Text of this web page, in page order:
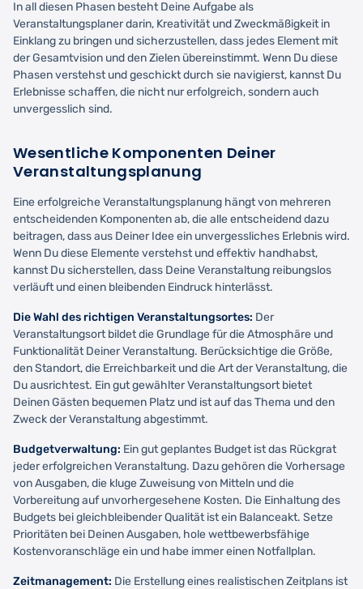
In all diesen Phasen besteht Deine Aufgabe als
Veranstaltungsplaner darin, Kreativität und Zweckmäßigkeit in
Einklang zu bringen und sicherzustellen, dass jedes Element mit
der Gesamtvision und den Zielen übereinstimmt. Wenn Du diese
Phasen verstehst und geschickt durch sie navigierst, kannst Du
Erlebnisse schaffen, die nicht nur erfolgreich, sondern auch
unvergesslich sind.
Wesentliche Komponenten Deiner
Veranstaltungsplanung
Eine erfolgreiche Veranstaltungsplanung hängt von mehreren
entscheidenden Komponenten ab, die alle entscheidend dazu
beitragen, dass aus Deiner Idee ein unvergessliches Erlebnis wird.
Wenn Du diese Elemente verstehst und effektiv handhabst,
kannst Du sicherstellen, dass Deine Veranstaltung reibungslos
verläuft und einen bleibenden Eindruck hinterlässt.
Die Wahl des richtigen Veranstaltungsortes: Der
Veranstaltungsort bildet die Grundlage für die Atmosphäre und
Funktionalität Deiner Veranstaltung. Berücksichtige die Größe,
den Standort, die Erreichbarkeit und die Art der Veranstaltung, die
Du ausrichtest. Ein gut gewählter Veranstaltungsort bietet
Deinen Gästen bequemen Platz und ist auf das Thema und den
Zweck der Veranstaltung abgestimmt.
Budgetverwaltung: Ein gut geplantes Budget ist das Rückgrat
jeder erfolgreichen Veranstaltung. Dazu gehören die Vorhersage
von Ausgaben, die kluge Zuweisung von Mitteln und die
Vorbereitung auf unvorhergesehene Kosten. Die Einhaltung des
Budgets bei gleichbleibender Qualität ist ein Balanceakt. Setze
Prioritäten bei Deinen Ausgaben, hole wettbewerbsfähige
Kostenvoranschläge ein und habe immer einen Notfallplan.
Zeitmanagement: Die Erstellung eines realistischen Zeitplans ist